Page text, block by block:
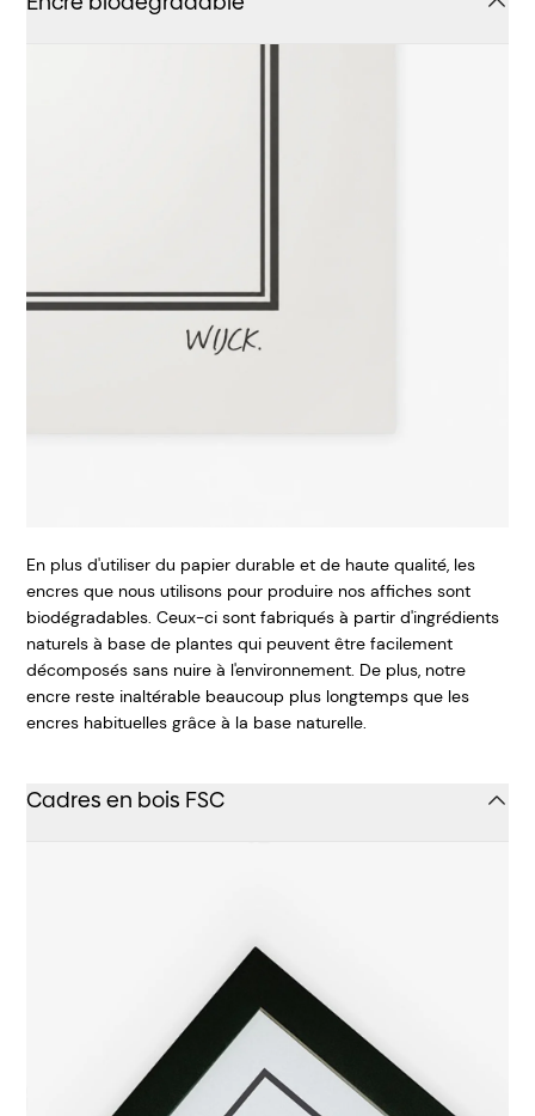
En plus d'utiliser du papier durable et de haute qualité, les
encres que nous utilisons pour produire nos affiches sont
biodégradables. Ceux-ci sont fabriqués à partir d'ingrédients
naturels à base de plantes qui peuvent être facilement
décomposés sans nuire à l'environnement. De plus, notre
encre reste inaltérable beaucoup plus longtemps que les
encres habituelles grâce à la base naturelle.
Cadres en bois FSC